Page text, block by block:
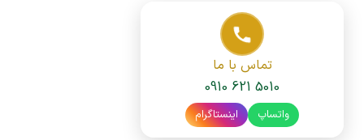
تماس با ما
0910 621 5010
واتساپ اینستاگرام